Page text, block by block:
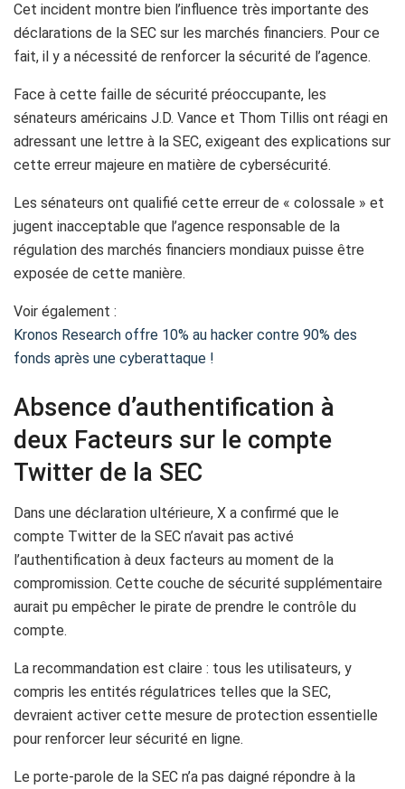
Cet incident montre bien l’influence très importante des
déclarations de la SEC sur les marchés financiers. Pour ce
fait, il y a nécessité de renforcer la sécurité de l’agence.
Face à cette faille de sécurité préoccupante, les
sénateurs américains J.D. Vance et Thom Tillis ont réagi en
adressant une lettre à la SEC, exigeant des explications sur
cette erreur majeure en matière de cybersécurité.
Les sénateurs ont qualifié cette erreur de « colossale » et
jugent inacceptable que l’agence responsable de la
régulation des marchés financiers mondiaux puisse être
exposée de cette manière.
Voir également :
Kronos Research offre 10% au hacker contre 90% des
fonds après une cyberattaque !
Absence d’authentification à
deux Facteurs sur le compte
Twitter de la SEC
Dans une déclaration ultérieure, X a confirmé que le
compte Twitter de la SEC n’avait pas activé
l’authentification à deux facteurs au moment de la
compromission. Cette couche de sécurité supplémentaire
aurait pu empêcher le pirate de prendre le contrôle du
compte.
La recommandation est claire : tous les utilisateurs, y
compris les entités régulatrices telles que la SEC,
devraient activer cette mesure de protection essentielle
pour renforcer leur sécurité en ligne.
Le porte-parole de la SEC n’a pas daigné répondre à la